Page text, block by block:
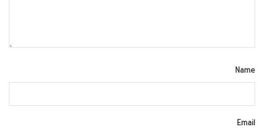
Name
Email